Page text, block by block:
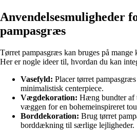
Anvendelsesmuligheder
pampasgræs
Tørret pampasgræs kan bruges på mange
Her er nogle ideer til, hvordan du kan
Vasefyld: Placer tørret
minimalistisk centerpiece.
Vægdekoration: Hæng bundter af
væggen for en bohemeinspireret
Borddekoration: Brug tørret
borddækning til særlige lejligheder.